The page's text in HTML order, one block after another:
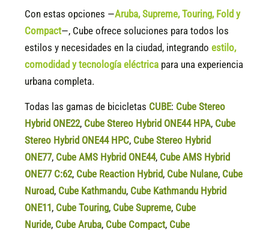
Con estas opciones —Aruba, Supreme, Touring, Fold y
Compact—, Cube ofrece soluciones para todos los
estilos y necesidades en la ciudad, integrandoestilo,
comodidad y tecnología eléctrica para una experiencia
urbana completa.
Todas las gamas de bicicletas CUBE: Cube Stereo
Hybrid ONE22, Cube Stereo Hybrid ONE44 HPA, Cube
Stereo Hybrid ONE44 HPC, Cube Stereo Hybrid
ONE77, Cube AMS Hybrid ONE44, Cube AMS Hybrid
ONE77 C:62, Cube Reaction Hybrid, Cube Nulane, Cube
Nuroad, Cube Kathmandu, Cube Kathmandu Hybrid
ONE11, Cube Touring, Cube Supreme, Cube
Nuride, Cube Aruba, Cube Compact, Cube